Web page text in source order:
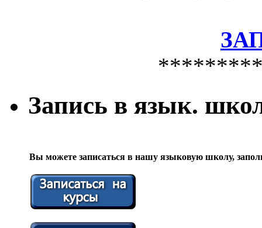
Запись в язык.
Вы можете записаться в нашу языковую школу,